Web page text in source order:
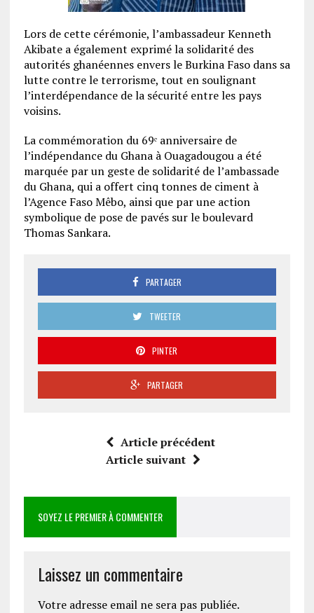
Lors de cette cérémonie, l’ambassadeur Kenneth
Akibate a également exprimé la solidarité des
autorités ghanéennes envers le Burkina Faso dans sa
lutte contre le terrorisme, tout en soulignant
l’interdépendance de la sécurité entre les pays
voisins.
La commémoration du 69ᵉ anniversaire de
l’indépendance du Ghana à Ouagadougou a été
marquée par un geste de solidarité de l’ambassade
du Ghana, qui a offert cinq tonnes de ciment à
l’Agence Faso Mêbo, ainsi que par une action
symbolique de pose de pavés sur le boulevard
Thomas Sankara.
PARTAGER
TWEETER
PINTER
PARTAGER
Article précédent
Article suivant
SOYEZ LE PREMIER À COMMENTER
Laissez un commentaire
Votre adresse email ne sera pas publiée.